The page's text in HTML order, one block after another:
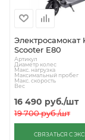
Электросамокат
Scooter E80
Артикул
Диаметр колес
Макс. нагрузка
Максимальный пробег
Макс. скорость
Вес
16 490 руб./шт
19 700руб./шт
СВЯЗАТЬСЯ С